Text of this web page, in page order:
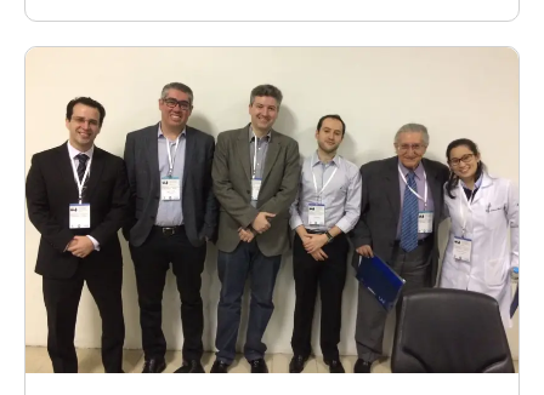
Angiologia e Cirurgia Vascular do Rio Grande
do Sul.